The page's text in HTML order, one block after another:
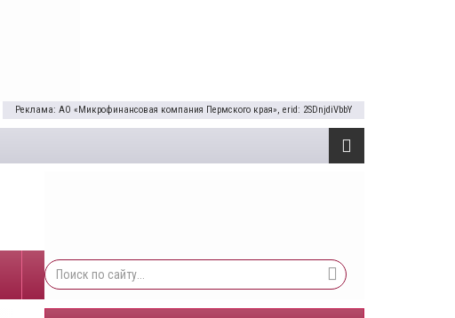
Реклама: АО «Микрофинансовая компания Пермского края», erid: 2SDnjdiVbbY